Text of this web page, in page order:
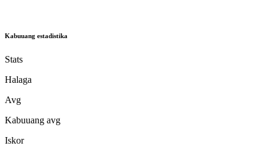
Kabuuang estadistika
Stats
Halaga
Avg
Kabuuang avg
Iskor